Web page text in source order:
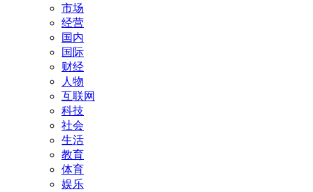
市场
经营
国内
国际
财经
人物
互联网
科技
社会
生活
教育
体育
娱乐